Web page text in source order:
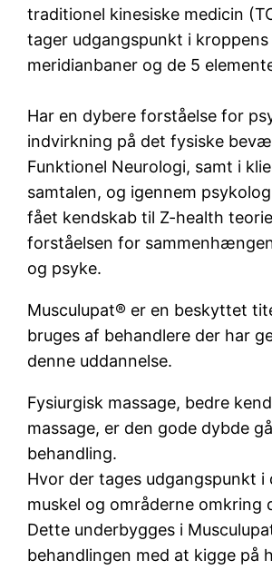
traditionel kinesiske medicin
tager udgangspunkt i kroppens
meridianbaner og de 5
Har en dybere forståelse for
indvirkning på det fysiske
Funktionel Neurologi, samt i
samtalen, og igennem
fået kendskab til Z-health
forståelsen for
og psyke.
Musculupat® er en beskyttet
bruges af behandlere der har
denne uddannelse.
Fysiurgisk massage, bedre
massage, er den gode dybde
behandling.
Hvor der tages udgangspunkt
muskel og områderne omkring
Dette underbygges i
behandlingen med at kigge på